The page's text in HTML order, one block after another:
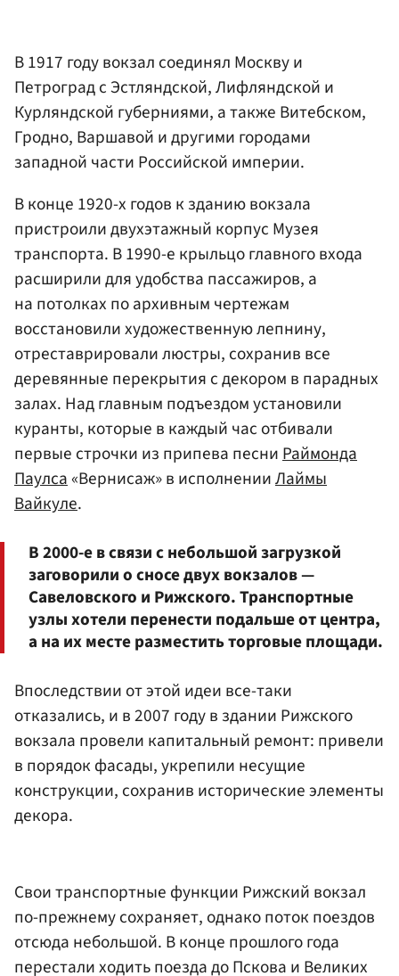
В 1917 году вокзал соединял Москву и
Петроград с Эстляндской, Лифляндской и
Курляндской губерниями, а также Витебском,
Гродно, Варшавой и другими городами
западной части Российской империи.
В конце 1920-х годов к зданию вокзала
пристроили двухэтажный корпус Музея
транспорта. В 1990-е крыльцо главного входа
расширили для удобства пассажиров, а
на потолках по архивным чертежам
восстановили художественную лепнину,
отреставрировали люстры, сохранив все
деревянные перекрытия с декором в парадных
залах. Над главным подъездом установили
куранты, которые в каждый час отбивали
первые строчки из припева песниРаймонда
Паулса«Вернисаж» в исполненииЛаймы
Вайкуле.
В 2000-е в связи с небольшой загрузкой
заговорили о сносе двух вокзалов —
Савеловского и Рижского. Транспортные
узлы хотели перенести подальше от центра,
а на их месте разместить торговые площади.
Впоследствии от этой идеи все-таки
отказались, и в 2007 году в здании Рижского
вокзала провели капитальный ремонт: привели
в порядок фасады, укрепили несущие
конструкции, сохранив исторические элементы
декора.
Свои транспортные функции Рижский вокзал
по-прежнему сохраняет, однако поток поездов
отсюда небольшой. В конце прошлого года
перестали ходить поезда до Пскова и Великих